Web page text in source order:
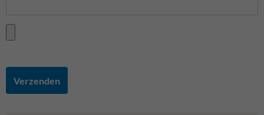
Verzenden